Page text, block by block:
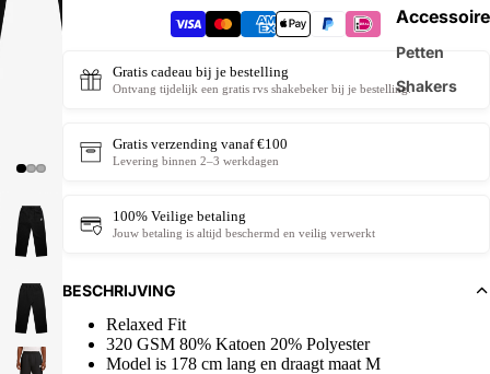
Petten
Shakers
Gratis cadeau bij je bestelling
Ontvang tijdelijk een gratis rvs shakebeker bij je bestelling.
Gratis verzending vanaf €100
Levering binnen 2–3 werkdagen
100% Veilige betaling
Jouw betaling is altijd beschermd en veilig verwerkt
BESCHRIJVING
Relaxed Fit
320 GSM 80% Katoen 20% Polyester
Model is 178 cm lang en draagt maat M